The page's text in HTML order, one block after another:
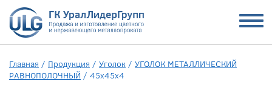
Главная / Продукция / Уголок / УГОЛОК МЕТАЛЛИЧЕСКИЙ
РАВНОПОЛОЧНЫЙ / 45х45х4